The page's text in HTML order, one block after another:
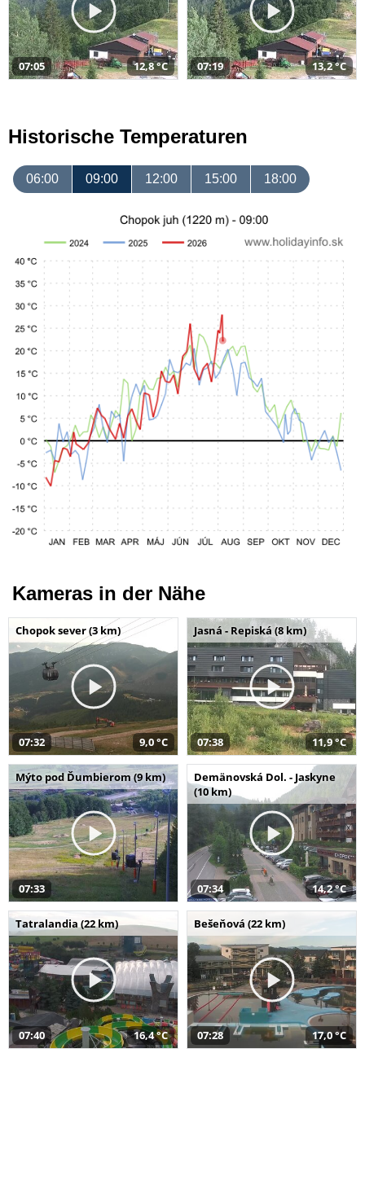
07:05 12,8 °C 07:19 13,2 °C
Historische Temperaturen
06:00 09:00 12:00 15:00 18:00
Kameras in der Nähe
Chopok sever (3 km)
07:32 9,0 °C
Jasná - Repiská (8 km)
07:38 11,9 °C
Mýto pod Ďumbierom (9 km)
07:33
Demänovská Dol. - Jaskyne
(10 km)
07:34 14,2 °C
Tatralandia (22 km)
07:40 16,4 °C
Bešeňová (22 km)
07:28 17,0 °C